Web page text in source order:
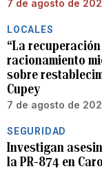
7 de agosto de
LOCALES
“La
racionamiento
sobre
Cupey
7 de agosto de
SEGURIDAD
Investigan
la PR-874 en